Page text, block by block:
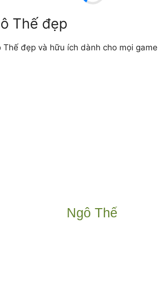
Thế đẹp
đẹp và hữu ích dành cho mọi